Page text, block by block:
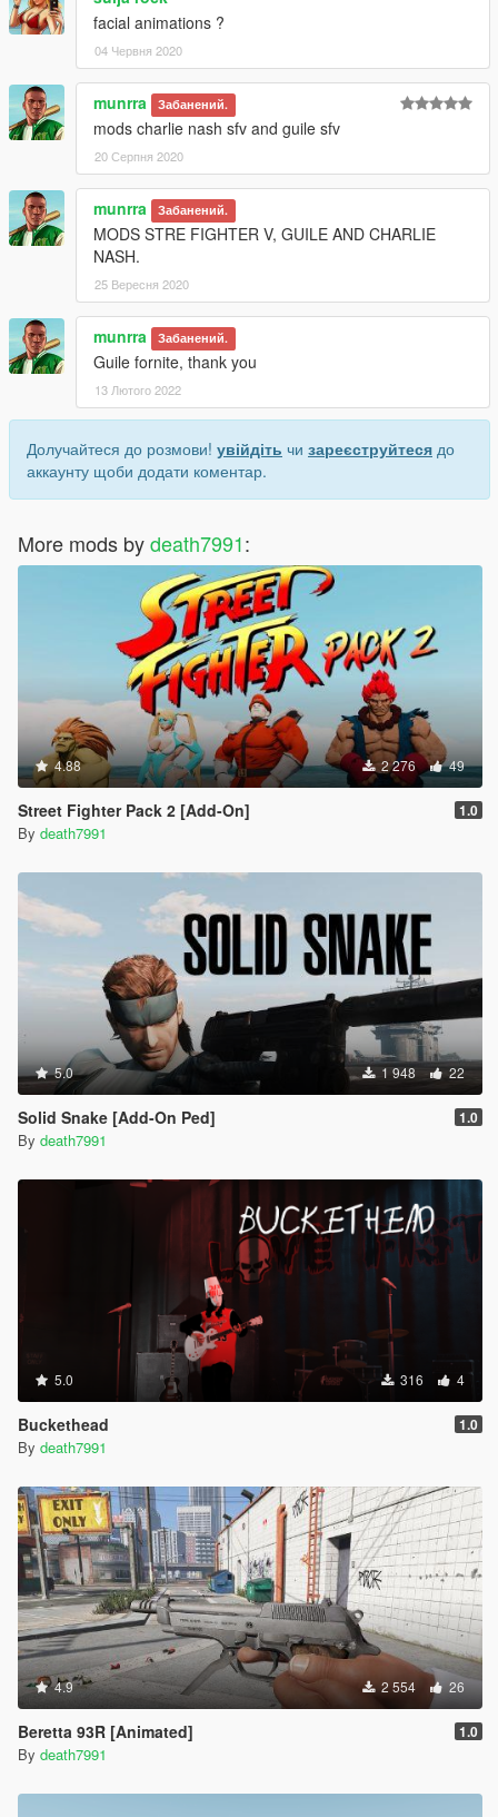
facial animations ?
04 Червня 2020
munrra Забанений.
mods charlie nash sfv and guile sfv
20 Серпня 2020
munrra Забанений.
MODS STRE FIGHTER V, GUILE AND CHARLIE
NASH.
25 Вересня 2020
munrra Забанений.
Guile fornite, thank you
13 Лютого 2022
Долучайтеся до розмови! увійдіть чи зареєструйтеся до
аккаунту щоби додати коментар.
More mods bydeath7991:
4.88 2 276 49
Street Fighter Pack 2 [Add-On] 1.0
By death7991
5.0 1 948 22
Solid Snake [Add-On Ped] 1.0
By death7991
5.0 316 4
Buckethead 1.0
By death7991
4.9 2 554 26
Beretta 93R [Animated] 1.0
By death7991